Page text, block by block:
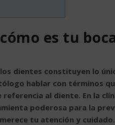
es tu
dientes constituyen lo
hablar con términos
al diente. En la
poderosa para la
tu atención y cuidado.